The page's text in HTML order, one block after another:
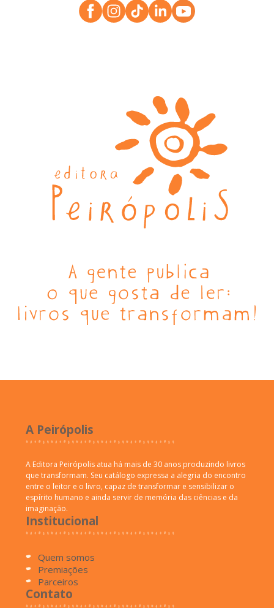
A Peirópolis
A Editora Peirópolis atua há mais de 30 anos produzindo livros
que transformam. Seu catálogo expressa a alegria do encontro
entre o leitor e o livro, capaz de transformar e sensibilizar o
espírito humano e ainda servir de memória das ciências e da
imaginação.
Institucional
Quem somos
Premiações
Parceiros
Contato